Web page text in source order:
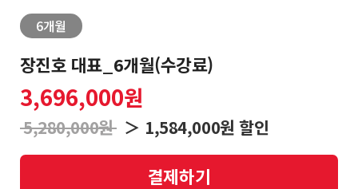
매
전
략
회
원
후
6개월
장진호 대표_6개월(수강료)
3,696,000원
5,280,000원 ＞ 1,584,000원 할인
결제하기